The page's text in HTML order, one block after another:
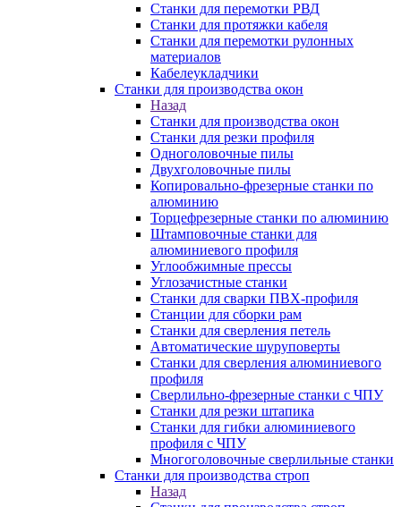
Станки для перемотки РВД
Станки для протяжки кабеля
Станки для перемотки рулонных
материалов
Кабелеукладчики
Станки для производства окон
Назад
Станки для производства окон
Станки для резки профиля
Одноголовочные пилы
Двухголовочные пилы
Копировально-фрезерные станки по
алюминию
Торцефрезерные станки по алюминию
Штамповочные станки для
алюминиевого профиля
Углообжимные прессы
Углозачистные станки
Станки для сварки ПВХ-профиля
Станции для сборки рам
Станки для сверления петель
Автоматические шуруповерты
Станки для сверления алюминиевого
профиля
Сверлильно-фрезерные станки с ЧПУ
Станки для резки штапика
Станки для гибки алюминиевого
профиля с ЧПУ
Многоголовочные сверлильные станки
Станки для производства строп
Назад